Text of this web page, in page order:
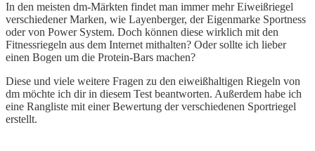
In den meisten dm-Märkten findet man immer mehr Eiweißriegel
verschiedener Marken, wie Layenberger, der Eigenmarke Sportness
oder von Power System. Doch können diese wirklich mit den
Fitnessriegeln aus dem Internet mithalten? Oder sollte ich lieber
einen Bogen um die Protein-Bars machen?
Diese und viele weitere Fragen zu den eiweißhaltigen Riegeln von
dm möchte ich dir in diesem Test beantworten. Außerdem habe ich
eine Rangliste mit einer Bewertung der verschiedenen Sportriegel
erstellt.